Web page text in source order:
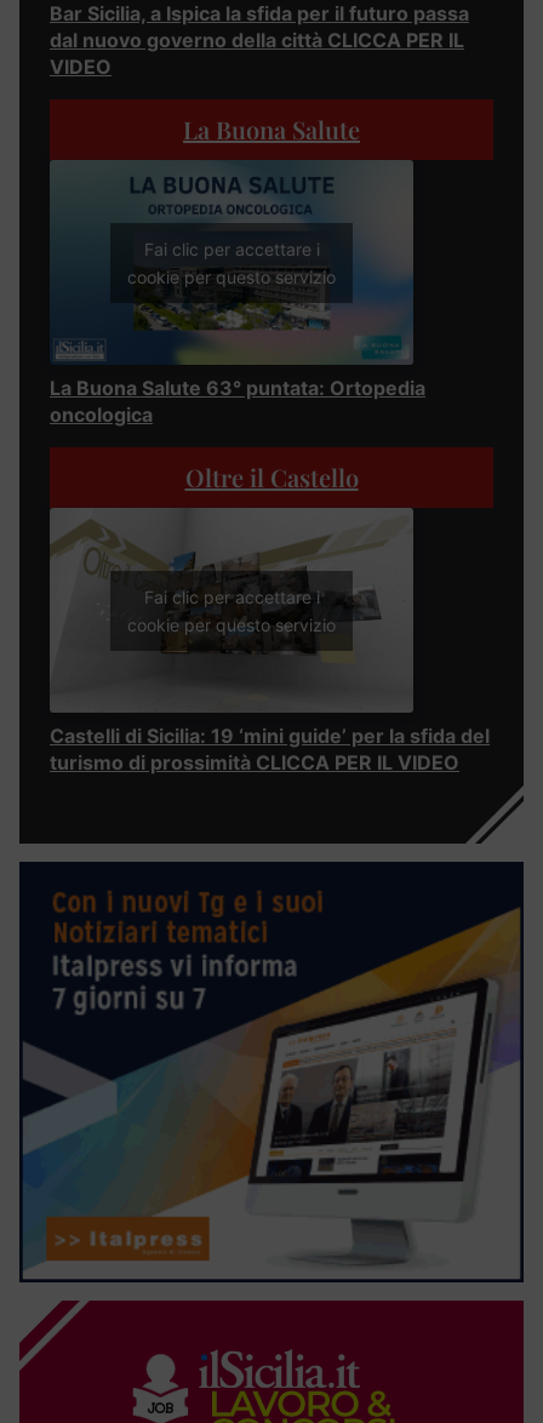
Bar Sicilia, a Ispica la sfida per il futuro passa
dal nuovo governo della città CLICCA PER IL
VIDEO
La Buona Salute
Fai clic per accettare i
cookie per questo servizio
La Buona Salute 63° puntata: Ortopedia
oncologica
Oltre il Castello
Fai clic per accettare i
cookie per questo servizio
Castelli di Sicilia: 19 ‘mini guide’ per la sfida del
turismo di prossimità CLICCA PER IL VIDEO